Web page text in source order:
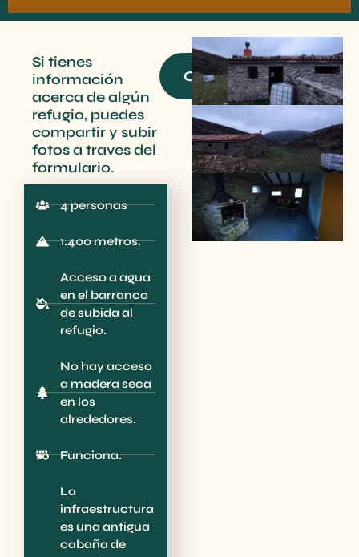
Si tienes
información
acerca de algún
refugio, puedes
compartir y subir
fotos a traves del
formulario.
Contacto
4 personas
1.400 metros.
Acceso a agua
en el barranco
de subida al
refugio.
No hay acceso
a madera seca
en los
alrededores.
Funciona.
La
infraestructura
es una antigua
cabaña de